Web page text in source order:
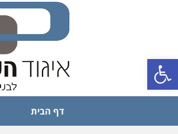
פתח סרגל נגישות
דף הבית